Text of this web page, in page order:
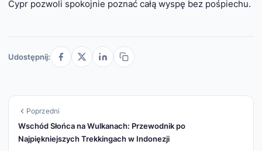
Cypr pozwoli spokojnie poznać całą wyspę bez pośpiechu.
Udostępnij:
Poprzedni
Wschód Słońca na Wulkanach: Przewodnik po
Najpiękniejszych Trekkingach w Indonezji